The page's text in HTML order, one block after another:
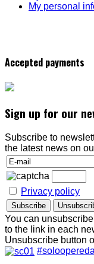
My personal
Accepted payments
Sign up for our
Subscribe to
the latest news on
Privacy policy
You can
to the link in each
Unsubscribe button